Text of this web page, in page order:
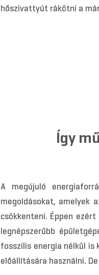
hőszivattyút rákötni a
Így
A megújuló
megoldásokat, amelyek
csökkenteni. Éppen
legnépszerűbb
fosszilis energia nélkül is
előállítására használni.